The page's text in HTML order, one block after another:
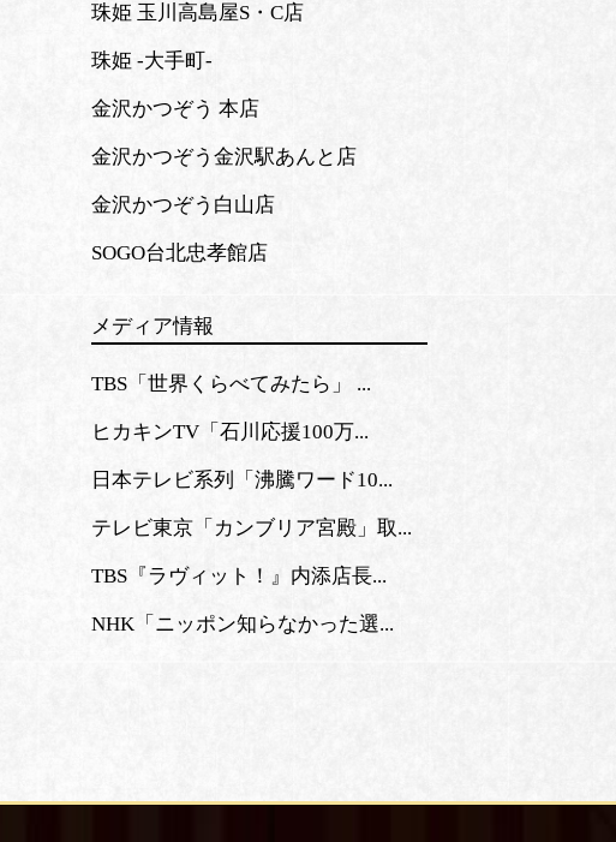
珠姫 玉川高島屋S・C店
珠姫 -大手町-
金沢かつぞう 本店
金沢かつぞう金沢駅あんと店
金沢かつぞう白山店
SOGO台北忠孝館店
メディア情報
TBS「世界くらべてみたら」 ...
ヒカキンTV「石川応援100万...
日本テレビ系列「沸騰ワード10...
テレビ東京「カンブリア宮殿」取...
TBS『ラヴィット！』内添店長...
NHK「ニッポン知らなかった選...